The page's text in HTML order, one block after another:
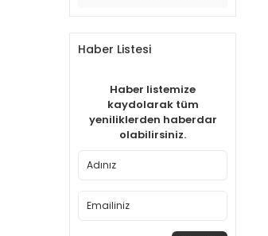
Haber Listesi
Haber listemize
kaydolarak tüm
yeniliklerden haberdar
olabilirsiniz.